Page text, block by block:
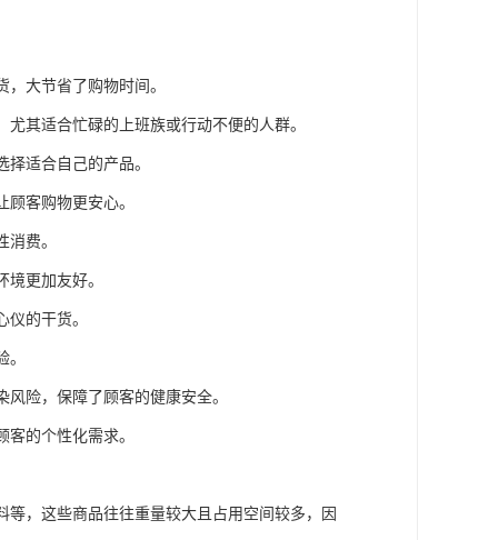
大节省了购物时间。
其适合忙碌的上班族或行动不便的人群。
适合自己的产品。
客购物更安心。
费。
更加友好。
的干货。
险，保障了顾客的健康安全。
的个性化需求。
，这些商品往往重量较大且占用空间较多，因